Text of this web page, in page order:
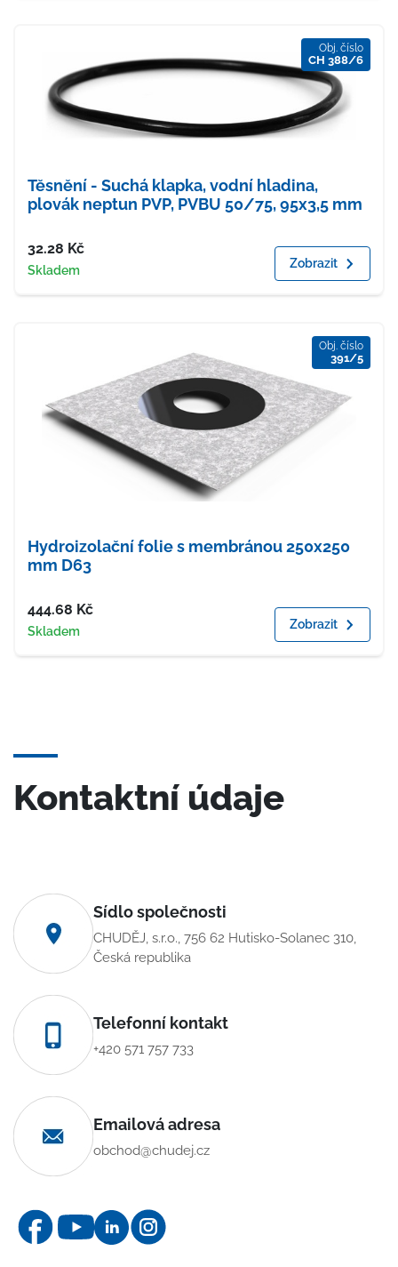
Obj. číslo
CH 388/6
Těsnění - Suchá klapka, vodní hladina,
plovák neptun PVP, PVBU 50/75, 95x3,5 mm
Cena
32.28 Kč
Dostupnost
Skladem Zobrazit
Obj. číslo
391/5
Hydroizolační folie s membránou 250x250
mm D63
Cena
444.68 Kč
Dostupnost
Skladem Zobrazit
Kontaktní údaje
Sídlo společnosti
CHUDĚJ, s.r.o., 756 62 Hutisko-Solanec 310,
Česká republika
Telefonní kontakt
+420 571 757 733
Emailová adresa
obchod@chudej.cz